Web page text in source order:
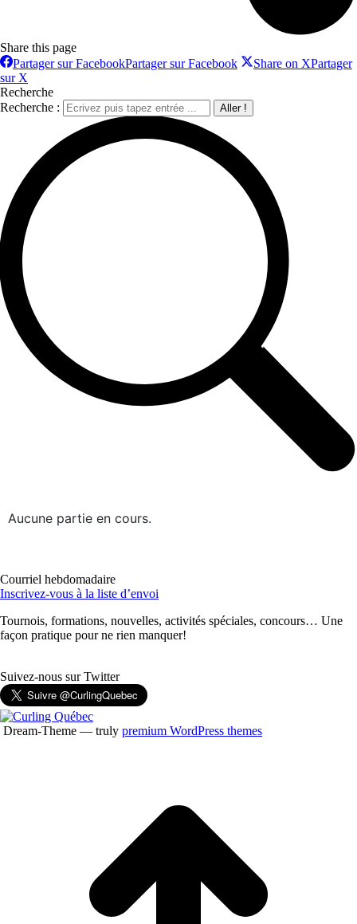
Share this page
Partager sur FacebookPartager sur Facebook Share on XPartager
sur X
Recherche
Recherche :
Aucune partie en cours.
Courriel hebdomadaire
Inscrivez-vous à la liste d’envoi
Tournois, formations, nouvelles, activités spéciales, concours… Une
façon pratique pour ne rien manquer!
Suivez-nous sur Twitter
Dream-Theme — truly premium WordPress themes